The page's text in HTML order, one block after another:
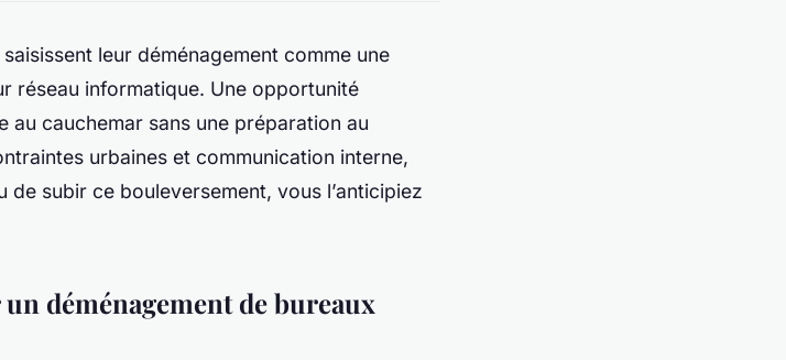
leur déménagement comme une
réseau informatique. Une opportunité
au cauchemar sans une préparation au
urbaines et communication interne,
de subir ce bouleversement, vous l’anticipiez
déménagement de bureaux